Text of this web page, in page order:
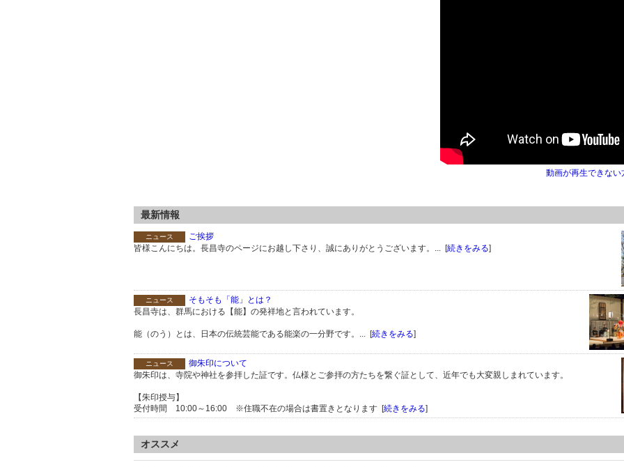
動画が再生できない
最新情報
ニュース
ご挨拶
皆様こんにちは。長昌寺のページにお越し下さり、誠にありがとうございます。... [続きをみる]
ニュース
そもそも「能」とは？
長昌寺は、群馬における【能】の発祥地と言われています。
能（のう）とは、日本の伝統芸能である能楽の一分野です。... [続きをみる]
ニュース
御朱印について
御朱印は、寺院や神社を参拝した証です。仏様とご参拝の方たちを繋ぐ証として、近年でも大変親しまれています。
【朱印授与】
受付時間 10:00～16:00 ※住職不在の場合は書置きとなります [続きをみる]
オススメ